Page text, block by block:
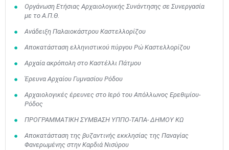
Οργάνωση Ετήσιας Αρχαιολογικής Συνάντησης σε Συνεργασία
με το Α.Π.Θ.
Ανάδειξη Παλαιοκάστρου Καστελλορίζου
Αποκατάσταση ελληνιστικού πύργου Ρώ Καστελλορίζου
Αρχαία ακρόπολη στο Καστέλλι Πάτμου
Έρευνα Αρχαίου Γυμνασίου Ρόδου
Αρχαιολογικές έρευνες στο Ιερό του Απόλλωνος Ερεθιμίου-
Ρόδος
ΠΡΟΓΡΑΜΜΑΤΙΚΗ ΣΥΜΒΑΣΗ ΥΠΠΟ-ΤΑΠΑ- ΔΗΜΟΥ ΚΩ
Αποκατάσταση της βυζαντινής εκκλησίας της Παναγίας
Φανερωμένης στην Καρδιά Νισύρου